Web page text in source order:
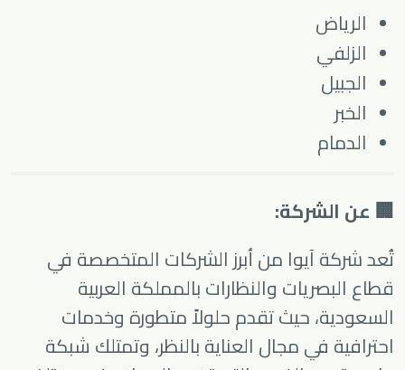
الرياض
الزلفي
الجبيل
الخبر
الدمام
🏢 عن الشركة:
تُعدشركة آيوا من أبرز الشركات المتخصصة في
قطاع البصريات والنظارات بالمملكة العربية
السعودية، حيث تقدم حلولاً متطورة وخدمات
احترافية في مجال العناية بالنظر، وتمتلك شبكة